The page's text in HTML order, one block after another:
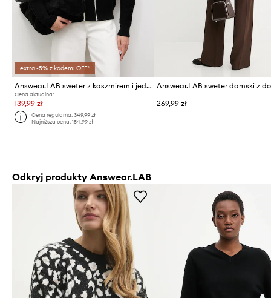
extra -5% z kodem: OFF*
Answear.LAB sweter z kaszmirem i jedwabiem
Cena aktualna:
139,99 zł
Cena regularna:349,99 zł
Najniższa cena:154,99 zł
269,99 zł
Odkryj produkty Answear.LAB